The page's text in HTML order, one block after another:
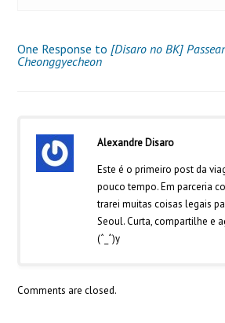
One Response to [Disaro no BK]
Cheonggyecheon
Alexandre Disaro
Este é o primeiro post da
pouco tempo. Em parceria
trarei muitas coisas legais
Seoul. Curta, compartilhe e
(ˆ_ˆ)y
Comments are closed.